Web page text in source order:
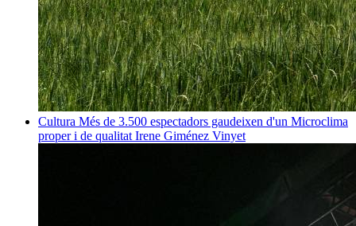
Cultura Més de 3.500 espectadors gaudeixen d'un Microclima
proper i de qualitat Irene Giménez Vinyet